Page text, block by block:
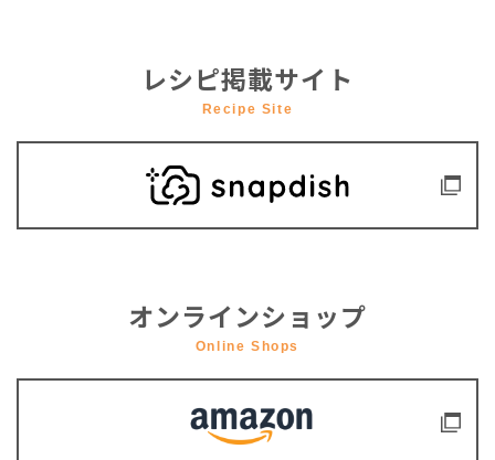
レシピ掲載サイト
Recipe Site
オンラインショップ
Online Shops